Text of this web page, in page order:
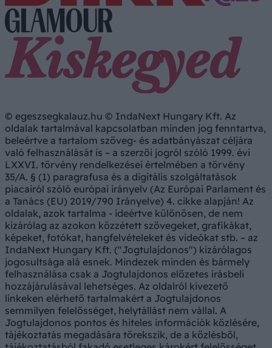
© egeszsegkalauz.hu © IndaNext Hungary Kft. Az
oldalak tartalmával kapcsolatban minden jog fenntartva,
beleértve a tartalom szöveg- és adatbányászat céljára
való felhasználását is – a szerzői jogról szóló 1999. évi
LXXVI. törvény rendelkezései értelmében a törvény
35/A. § (1) paragrafusa és a digitális szolgáltatások
piacairól szóló európai irányelv (Az Európai Parlament és
a Tanács (EU) 2019/790 Irányelve) 4. cikke alapján! Az
oldalak, azok tartalma - ideértve különösen, de nem
kizárólag az azokon közzétett szövegeket, grafikákat,
képeket, fotókat, hangfelvételeket és videókat stb. – az
IndaNext Hungary Kft. ("Jogtulajdonos") kizárólagos
jogosultsága alá esnek. Mindezek minden és bármely
felhasználása csak a Jogtulajdonos előzetes írásbeli
hozzájárulásával lehetséges. Az oldalról kivezető
linkeken elérhető tartalmakért a Jogtulajdonos
semmilyen felelősséget, helytállást nem vállal. A
Jogtulajdonos pontos és hiteles információk közlésére,
tájékoztatás megadására törekszik, de a közlésből,